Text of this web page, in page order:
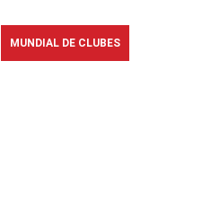
MUNDIAL DE CLUBES